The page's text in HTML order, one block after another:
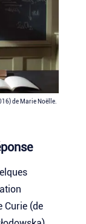
de Marie Noëlle.
Curie (de